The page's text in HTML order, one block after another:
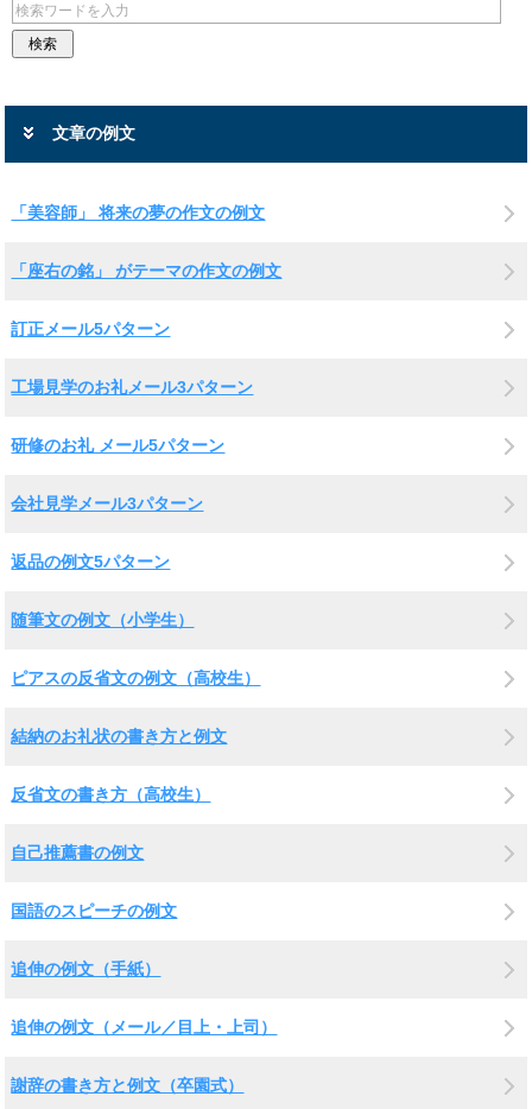
文章の例文
「美容師」 将来の夢の作文の例文
「座右の銘」 がテーマの作文の例文
訂正メール5パターン
工場見学のお礼メール3パターン
研修のお礼 メール5パターン
会社見学メール3パターン
返品の例文5パターン
随筆文の例文（小学生）
ピアスの反省文の例文（高校生）
結納のお礼状の書き方と例文
反省文の書き方（高校生）
自己推薦書の例文
国語のスピーチの例文
追伸の例文（手紙）
追伸の例文（メール／目上・上司）
謝辞の書き方と例文（卒園式）